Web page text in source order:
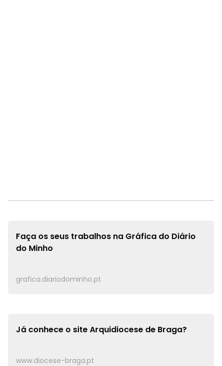
Faça os seus trabalhos na Gráfica do Diário
do Minho
grafica.diariodominho.pt
Já conhece o siteArquidiocese de Braga?
www.diocese-braga.pt